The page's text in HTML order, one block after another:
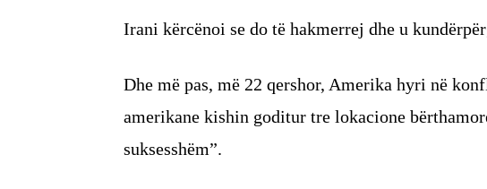
Irani kërcënoi se do të hakmerrej dhe u
Dhe më pas, më 22 qershor, Amerika hyri në
amerikane kishin goditur tre lokacione
suksesshëm”.